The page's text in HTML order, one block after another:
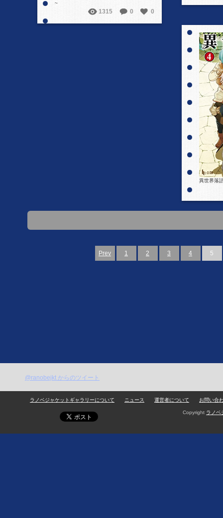
~
1315 0 0
異世界落
Prev 1 2 3 4 5
@ranobejkt からのツイート
ラノベジャケットギャラリーについて ニュース 運営者について お問い合
Copyright ラノベ